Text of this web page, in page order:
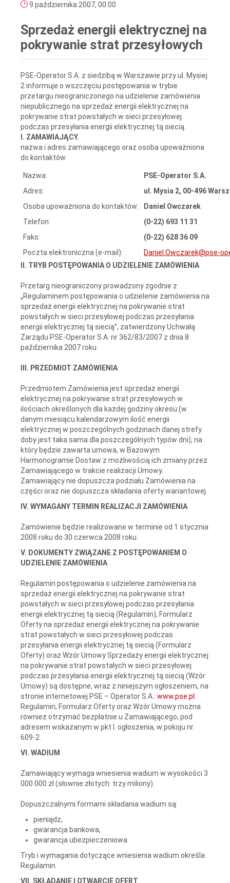
9 października 2007, 00:00
Sprzedaż energii elektrycznej na
pokrywanie strat przesyłowych
PSE-Operator S.A. z siedzibą w Warszawie przy ul. Mysiej
2 informuje o wszczęciu postępowania w trybie
przetargu nieograniczonego na udzielenie zamówienia
niepublicznego na sprzedaż energii elektrycznej na
pokrywanie strat powstałych w sieci przesyłowej
podczas przesyłania energii elektrycznej tą siecią.
I. ZAMAWIAJĄCY.
nazwa i adres zamawiającego oraz osoba upoważniona
do kontaktów
Nazwa:
PSE-Operator S.A.
Adres:
ul. Mysia 2, 00-496
Osoba upoważniona do kontaktów:
Daniel Owczarek
Telefon:
(0-22) 693 11 31
Faks:
(0-22) 628 36 09
Poczta elektroniczna (e-mail):
Daniel.Owczarek@pse-
II. TRYB POSTĘPOWANIA O UDZIELENIE ZAMÓWIENIA
Przetarg nieograniczony prowadzony zgodnie z
„Regulaminem postępowania o udzielenie zamówienia na
sprzedaż energii elektrycznej na pokrywanie strat
powstałych w sieci przesyłowej podczas przesyłania
energii elektrycznej tą siecią”, zatwierdzony Uchwałą
Zarządu PSE-Operator S.A. nr 362/83/2007 z dnia 8
października 2007 roku.
III. PRZEDMIOT ZAMÓWIENIA
Przedmiotem Zamówienia jest sprzedaż energii
elektrycznej na pokrywanie strat przesyłowych w
ilościach określonych dla każdej godziny okresu (w
danym miesiącu kalendarzowym ilość energii
elektrycznej w poszczególnych godzinach danej strefy
doby jest taka sama dla poszczególnych typów dni), na
który będzie zawarta umowa, w Bazowym
Harmonogramie Dostaw z możliwością ich zmiany przez
Zamawiającego w trakcie realizacji Umowy.
Zamawiający nie dopuszcza podziału Zamówienia na
części oraz nie dopuszcza składania oferty wariantowej.
IV. WYMAGANY TERMIN REALIZACJI ZAMÓWIENIA
Zamówienie będzie realizowane w terminie od 1 stycznia
2008 roku do 30 czerwca 2008 roku.
V. DOKUMENTY ZWIĄZANE Z POSTĘPOWANIEM O
UDZIELENIE ZAMÓWIENIA
Regulamin postępowania o udzielenie zamówienia na
sprzedaż energii elektrycznej na pokrywanie strat
powstałych w sieci przesyłowej podczas przesyłania
energii elektrycznej tą siecią (Regulamin), Formularz
Oferty na sprzedaż energii elektrycznej na pokrywanie
strat powstałych w sieci przesyłowej podczas
przesyłania energii elektrycznej tą siecią (Formularz
Oferty) oraz Wzór Umowy Sprzedaży energii elektrycznej
na pokrywanie strat powstałych w sieci przesyłowej
podczas przesyłania energii elektrycznej tą siecią (Wzór
Umowy) są dostępne, wraz z niniejszym ogłoszeniem, na
stronie internetowej PSE – Operator S.A.: www.pse.pl
Regulamin, Formularz Oferty oraz Wzór Umowy można
również otrzymać bezpłatnie u Zamawiającego, pod
adresem wskazanym w pkt I. ogłoszenia, w pokoju nr
609-2.
VI. WADIUM
Zamawiający wymaga wniesienia wadium w wysokości 3
000 000 zł (słownie złotych: trzy miliony).
Dopuszczalnymi formami składania wadium są:
pieniądz,
gwarancja bankowa,
gwarancja ubezpieczeniowa.
Tryb i wymagania dotyczące wniesienia wadium określa
Regulamin.
VII. SKŁADANIE I OTWARCIE OFERT